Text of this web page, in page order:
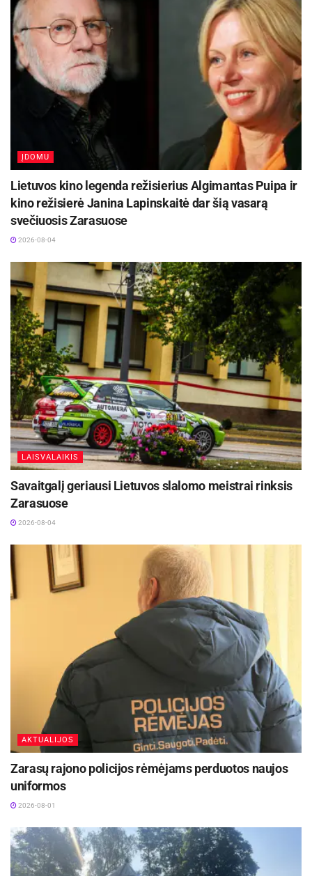
„Globalūs Zarasai“ subūrė kraštiečius iš įvairių
pasaulio kampelių
2026-08-08
Utenos aps. VPK
ĮDOMU
Lietuvos kino legenda režisierius Algimantas Puipa ir
kino režisierė Janina Lapinskaitė dar šią vasarą
svečiuosis Zarasuose
2026-08-04
LAISVALAIKIS
Savaitgalį geriausi Lietuvos slalomo meistrai rinksis
Zarasuose
2026-08-04
AKTUALIJOS
Zarasų rajono policijos rėmėjams perduotos naujos
uniformos
2026-08-01